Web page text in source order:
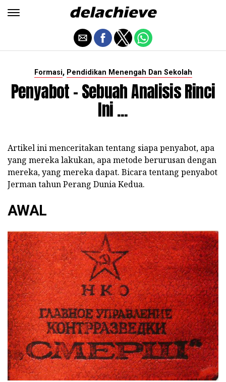
Formasi, Pendidikan Menengah Dan Sekolah
Penyabot - Sebuah Analisis Rinci
Ini ...
Artikel ini menceritakan tentang siapa penyabot, apa
yang mereka lakukan, apa metode berurusan dengan
mereka, yang mereka dapat. Bicara tentang penyabot
Jerman tahun Perang Dunia Kedua.
AWAL